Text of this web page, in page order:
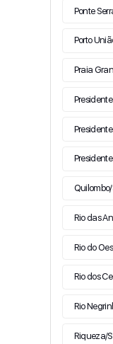
Ponte
Porto
Praia
Rio das
Rio do
Rio dos
Rio
Riqueza/